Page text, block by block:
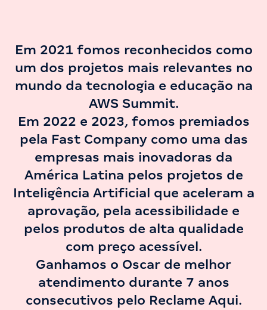
Em 2021 fomos reconhecidos como
um dos projetos mais relevantes no
mundo da tecnologia e educação na
AWS Summit.
Em 2022 e 2023, fomos premiados
pela Fast Company como uma das
empresas mais inovadoras da
América Latina pelos projetos de
Inteligência Artificial que aceleram a
aprovação, pela acessibilidade e
pelos produtos de alta qualidade
com preço acessível.
Ganhamos o Oscar de melhor
atendimento durante 7 anos
consecutivos pelo Reclame Aqui.